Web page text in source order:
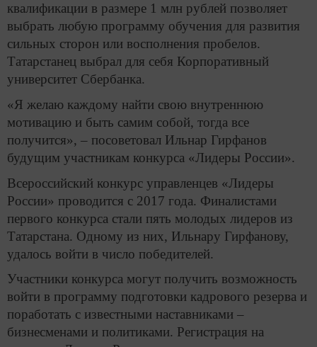
квалификации в размере 1 млн рублей позволяет
выбрать любую программу обучения для развития
сильных сторон или восполнения пробелов.
Татарстанец выбрал для себя Корпоративный
университет Сбербанка.
«Я желаю каждому найти свою внутреннюю
мотивацию и быть самим собой, тогда все
получится», – посоветовал Ильнар Гирфанов
будущим участникам конкурса «Лидеры России».
Всероссийский конкурс управленцев «Лидеры
России» проводится с 2017 года. Финалистами
первого конкурса стали пять молодых лидеров из
Татарстана. Одному из них, Ильнару Гирфанову,
удалось войти в число победителей.
Участники конкурса могут получить возможность
войти в программу подготовки кадрового резерва и
поработать с известными наставниками –
бизнесменами и политиками. Регистрация на